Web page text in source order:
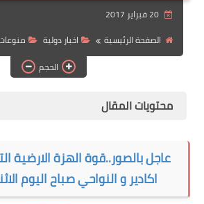
اقتصاد
التجارة
20 فبراير 2017
الصفحة الرئيسية
اخبار دولية
الحجم
محتويات المقال
عاجل بالصور..قوة الهزة الارضية
اكادير و النواحي صباح اليوم الاثنين 20